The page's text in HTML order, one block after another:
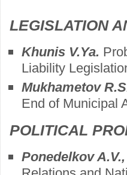
LEGISLATION
Khunis V.Ya.
Liability
Mukhametov
End of Municipal
POLITICAL
Ponedelkov